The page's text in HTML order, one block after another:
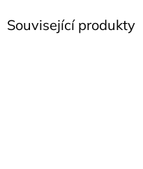
Související produkty